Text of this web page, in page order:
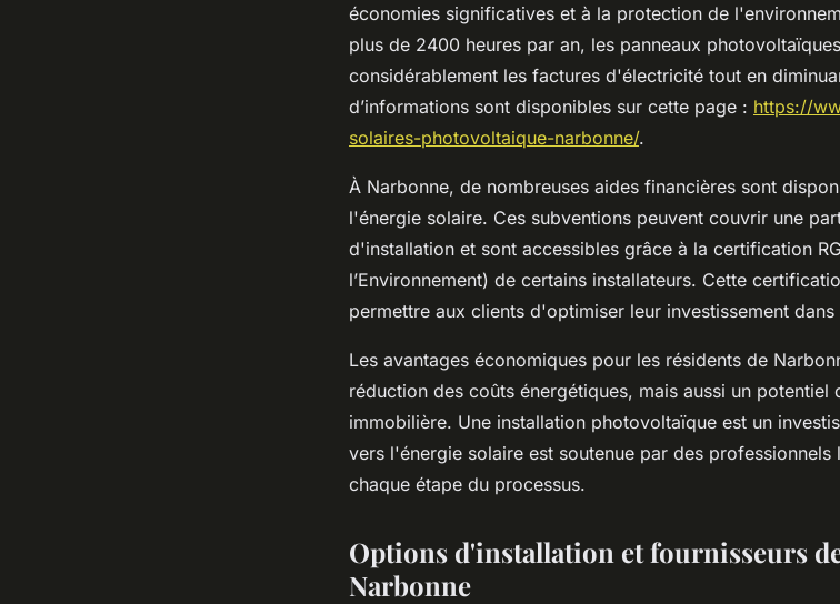
économies significatives et à la protection de
plus de 2400 heures par an, les panneaux
considérablement les factures d'électricité tout en
d’informations sont disponibles sur cette page : https://
solaires-photovoltaique-narbonne/.
À Narbonne, de nombreuses aides financières sont
l'énergie solaire. Ces subventions peuvent couvrir une
d'installation et sont accessibles grâce à la certification
l’Environnement) de certains installateurs. Cette
permettre aux clients d'optimiser leur investissement
Les avantages économiques pour les résidents de
réduction des coûts énergétiques, mais aussi un
immobilière. Une installation photovoltaïque est un
vers l'énergie solaire est soutenue par des
chaque étape du processus.
Options d'installation et fournisseurs
Narbonne